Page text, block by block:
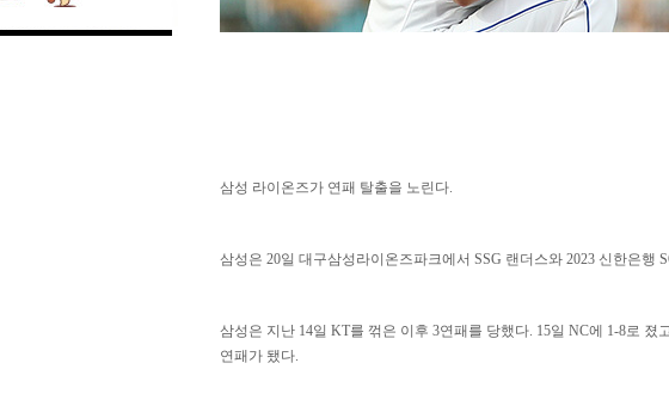
삼성 라이온즈가 연패 탈출을 노린다.
삼성은 20일 대구삼성라이온즈파크에서 SSG 랜더스와 2023 신한은행
삼성은 지난 14일 KT를 꺾은 이후 3연패를 당했다. 15일 NC에 1-8로
연패가 됐다.